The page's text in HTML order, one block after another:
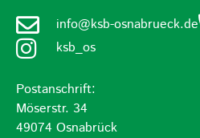
info@ksb-osnabrueck.de
ksb_os
Postanschrift:
Möserstr. 34
49074 Osnabrück